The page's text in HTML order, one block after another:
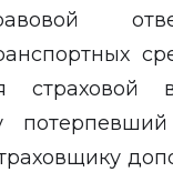
страховой